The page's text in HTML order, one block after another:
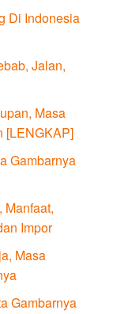
Di Indonesia
Jalan,
Masa
[LENGKAP]
Gambarnya
Manfaat,
Impor
Masa
Gambarnya